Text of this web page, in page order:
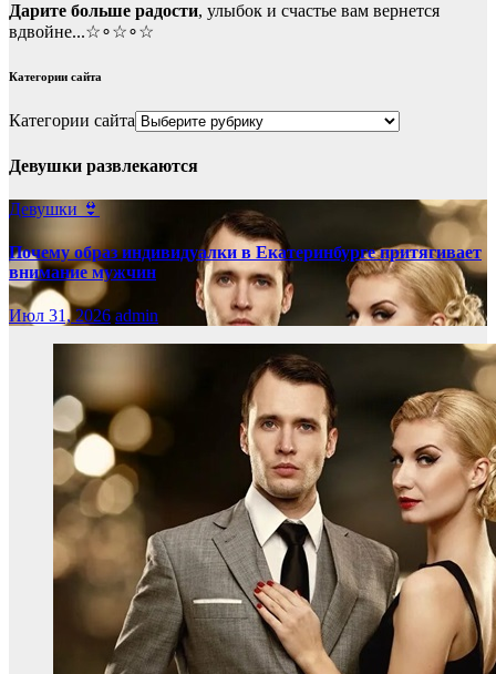
Дарите больше радости, улыбок и счастье вам вернется
вдвойне...☆∘☆∘☆
Категории сайта
Категории сайта
Девушки развлекаются
Девушки 👙
Почему образ индивидуалки в Екатеринбурге притягивает
внимание мужчин
Июл 31, 2026 admin